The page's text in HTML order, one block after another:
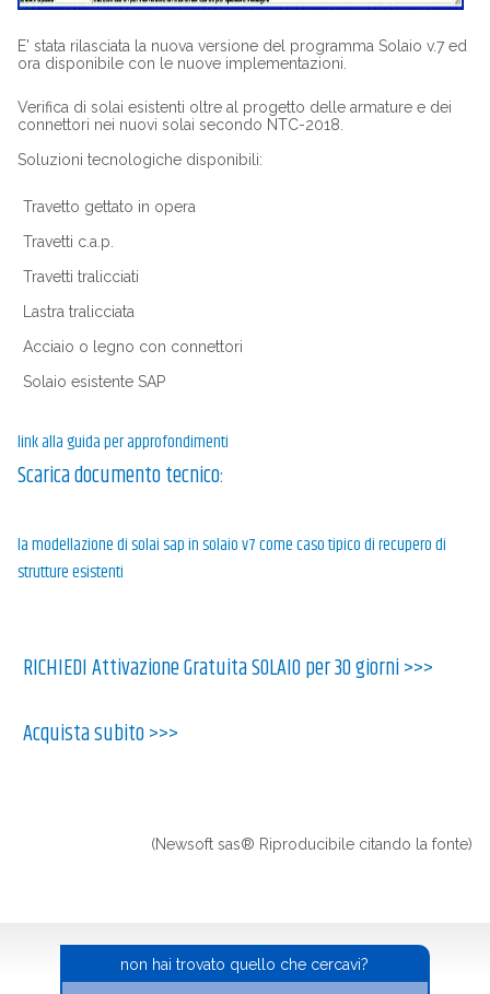
E' stata rilasciata la nuova versione del programma Solaio v.7 ed
ora disponibile con le nuove implementazioni.
Verifica di solai esistenti oltre al progetto delle armature e dei
connettori nei nuovi solai secondo NTC-2018.
Soluzioni tecnologiche disponibili:
Travetto gettato in opera
Travetti c.a.p.
Travetti tralicciati
Lastra tralicciata
Acciaio o legno con connettori
Solaio esistente SAP
link alla guida per approfondimenti
Scarica documento tecnico:
la modellazione di solai sap in solaio v7 come caso tipico di recupero di
strutture esistenti
RICHIEDI Attivazione Gratuita SOLAIO per 30 giorni>>>
Acquista subito>>>
(Newsoft sas® Riproducibile citando la fonte)
non hai trovato quello che cercavi?